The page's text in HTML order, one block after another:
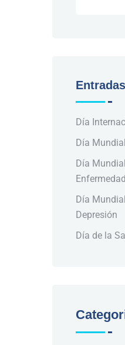
Día
Día
Día
Día
Depresión
Día de la